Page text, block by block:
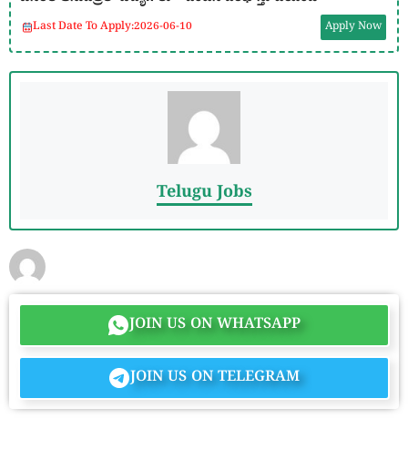
Last Date To Apply:2026-06-10 Apply Now
Telugu Jobs
JOIN US ON WHATSAPP
JOIN US ON TELEGRAM